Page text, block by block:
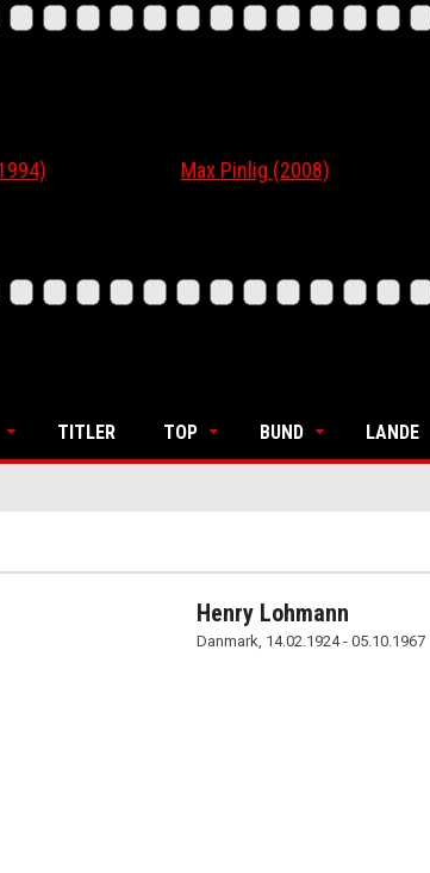
Max Pinlig (2008)
TITLER TOP BUND LANDE
Henry Lohmann
Danmark, 14.02.1924 - 05.10.1967